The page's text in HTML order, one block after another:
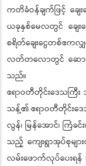
ကတိခံဝန်ချက်ဖြင့် ချေး
ယခုနှစ်မေလတွင် ချေးငွ
စရိတ်ချေးငွေတစ်ဧ
လတ်တလောတွင် ဆောင်ရွ
သည်။
ဧရာဝတီတိုင်းဒေသကြီ
သန့်၏ ဧရာဝတီတိုင်းဒေသ
လွန်၊ မြန်အောင်၊ ကြံခင်
သည့် ကျေးရွာအုပ်စုမျာ
လမ်းဖောက်လုပ်ပေးရန်